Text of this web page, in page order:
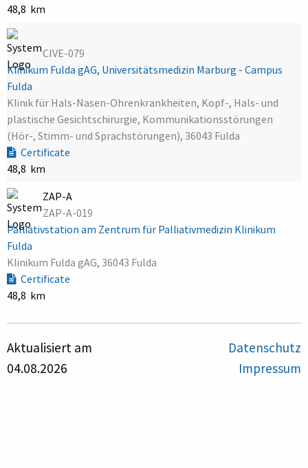
48,8 km
CIVE-079
Klinikum Fulda gAG, Universitätsmedizin Marburg - Campus
Fulda
Klinik für Hals-Nasen-Ohrenkrankheiten, Kopf-, Hals- und
plastische Gesichtschirurgie, Kommunikationsstörungen
(Hör-, Stimm- und Sprachstörungen), 36043 Fulda
Certificate
48,8 km
ZAP-A
ZAP-A-019
Palliativstation am Zentrum für Palliativmedizin Klinikum
Fulda
Klinikum Fulda gAG, 36043 Fulda
Certificate
48,8 km
Aktualisiert am
04.08.2026
Datenschutz
Impressum